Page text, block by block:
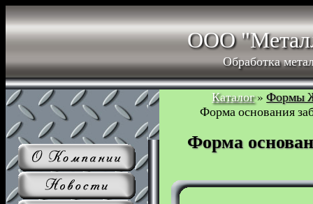
ООО
Обработка
Каталог»Формы
Форма основания
Форма